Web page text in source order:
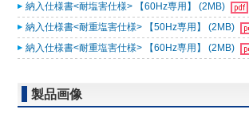
納入仕様書<耐塩害仕様> 【60Hz専用】 (2MB)
納入仕様書<耐重塩害仕様> 【50Hz専用】 (2MB)
納入仕様書<耐重塩害仕様> 【60Hz専用】 (2MB)
製品画像